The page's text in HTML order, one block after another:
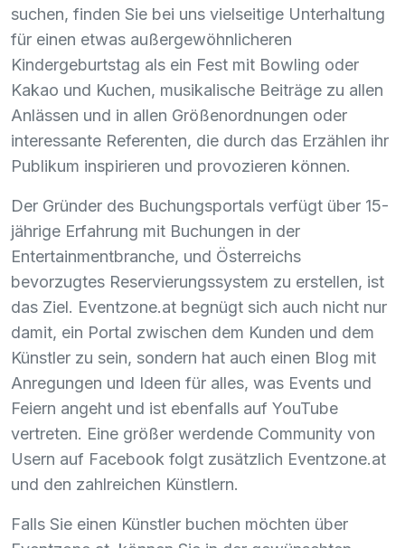
suchen, finden Sie bei uns vielseitige Unterhaltung
für einen etwas außergewöhnlicheren
Kindergeburtstag als ein Fest mit Bowling oder
Kakao und Kuchen, musikalische Beiträge zu allen
Anlässen und in allen Größenordnungen oder
interessante Referenten, die durch das Erzählen ihr
Publikum inspirieren und provozieren können.
Der Gründer des Buchungsportals verfügt über 15-
jährige Erfahrung mit Buchungen in der
Entertainmentbranche, und Österreichs
bevorzugtes Reservierungssystem zu erstellen, ist
das Ziel. Eventzone.at begnügt sich auch nicht nur
damit, ein Portal zwischen dem Kunden und dem
Künstler zu sein, sondern hat auch einen Blog mit
Anregungen und Ideen für alles, was Events und
Feiern angeht und ist ebenfalls auf YouTube
vertreten. Eine größer werdende Community von
Usern auf Facebook folgt zusätzlich Eventzone.at
und den zahlreichen Künstlern.
Falls Sie einen Künstler buchen möchten über